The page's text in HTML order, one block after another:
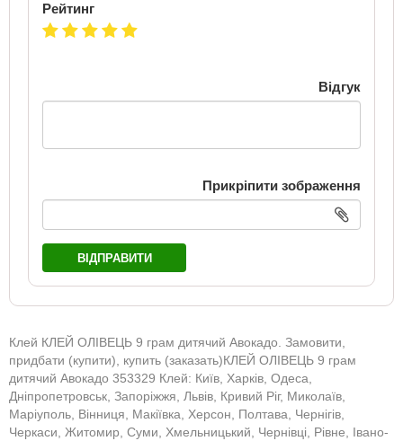
Рейтинг
Відгук
Прикріпити зображення
ВІДПРАВИТИ
Клей КЛЕЙ ОЛІВЕЦЬ 9 грам дитячий Авокадо. Замовити,
придбати (купити), купить (заказать)КЛЕЙ ОЛІВЕЦЬ 9 грам
дитячий Авокадо 353329 Клей: Київ, Харків, Одеса,
Дніпропетровськ, Запоріжжя, Львів, Кривий Ріг, Миколаїв,
Маріуполь, Вінниця, Макіївка, Херсон, Полтава, Чернігів,
Черкаси, Житомир, Суми, Хмельницький, Чернівці, Рівне, Івано-